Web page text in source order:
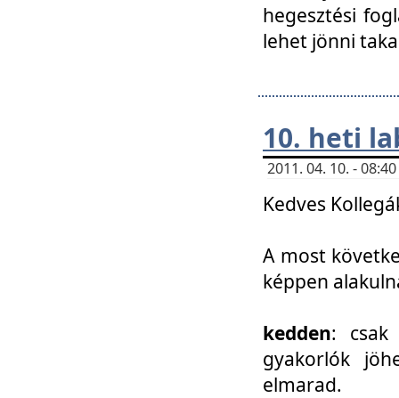
hegesztési
lehet jönni
10. heti
2011. 04. 10. -
Kedves
A most
képpen
kedden: csak
gyakorlók
elmarad.